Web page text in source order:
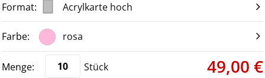
Acrylkarte hoch
rosa
Stück 49,00 €